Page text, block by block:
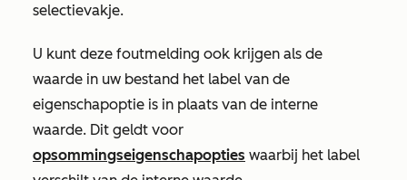
selectievakje.
U kunt deze foutmelding ook krijgen als de
waarde in uw bestand het label van de
eigenschapoptie is in plaats van de interne
waarde. Dit geldt voor
opsommingseigenschapopties waarbij het label